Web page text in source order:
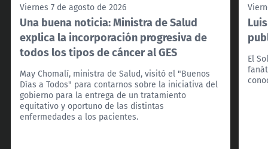
Viernes 7 de agosto de 2026
Una buena noticia: Ministra de Salud
explica la incorporación progresiva de
todos los tipos de cáncer al GES
May Chomalí, ministra de Salud, visitó el "Buenos
Días a Todos" para contarnos sobre la iniciativa del
gobierno para la entrega de un tratamiento
equitativo y oportuno de las distintas
enfermedades a los pacientes.
El